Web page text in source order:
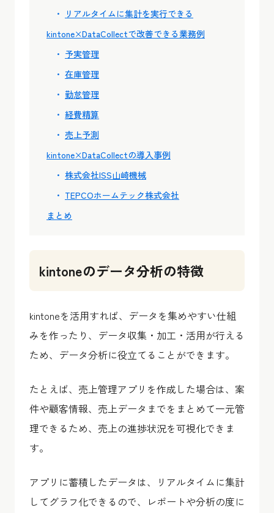
リアルタイムに集計を実行できる
kintone×DataCollectで改善できる業務例
予実管理
在庫管理
勤怠管理
経費精算
売上予測
kintone×DataCollectの導入事例
株式会社ISS山崎機械
TEPCOホームテック株式会社
まとめ
kintoneのデータ分析の特徴
kintoneを活用すれば、データを集めやすい仕組
みを作ったり、データ収集・加工・活用が行える
ため、データ分析に役立てることができます。
たとえば、売上管理アプリを作成した場合は、案
件や顧客情報、売上データまでをまとめて一元管
理できるため、売上の進捗状況を可視化できま
す。
アプリに蓄積したデータは、リアルタイムに集計
してグラフ化できるので、レポートや分析の度に